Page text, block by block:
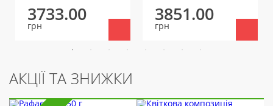
3733.00
грн
3851.00
грн
АКЦІЇ ТА ЗНИЖКИ